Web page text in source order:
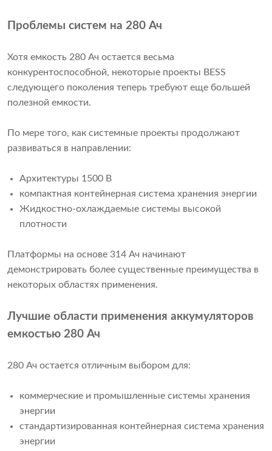
Проблемы систем на 280 Ач
Хотя емкость 280 Ач остается весьма
конкурентоспособной, некоторые проекты BESS
следующего поколения теперь требуют еще большей
полезной емкости.
По мере того, как системные проекты продолжают
развиваться в направлении:
Архитектуры 1500 В
компактная контейнерная система хранения энергии
Жидкостно-охлаждаемые системы высокой
плотности
Платформы на основе 314 Ач начинают
демонстрировать более существенные преимущества в
некоторых областях применения.
Лучшие области применения аккумуляторов
емкостью 280 Ач
280 Ач остается отличным выбором для:
коммерческие и промышленные системы хранения
энергии
стандартизированная контейнерная система хранения
энергии